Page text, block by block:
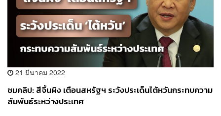
21 มีนาคม 2022
ชมคลิป: สีจิ้นผิง เตือนสหรัฐฯ ระวังประเด็นไต้หวันกระทบความ
สัมพันธ์ระหว่างประเทศ